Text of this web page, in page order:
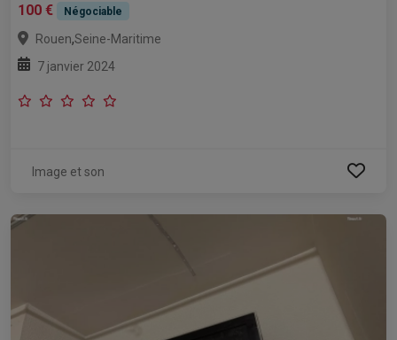
100 €
Négociable
Rouen,Seine-Maritime
7 janvier 2024
Image et son